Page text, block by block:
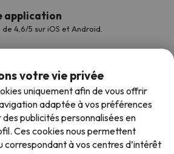
application
4,6/5 sur iOS et Android.
votre vie privée
uniquement afin de vous offrir
adaptée à vos préférences
publicités personnalisées en
Ces cookies nous permettent
correspondant à vos centres d’intérêt